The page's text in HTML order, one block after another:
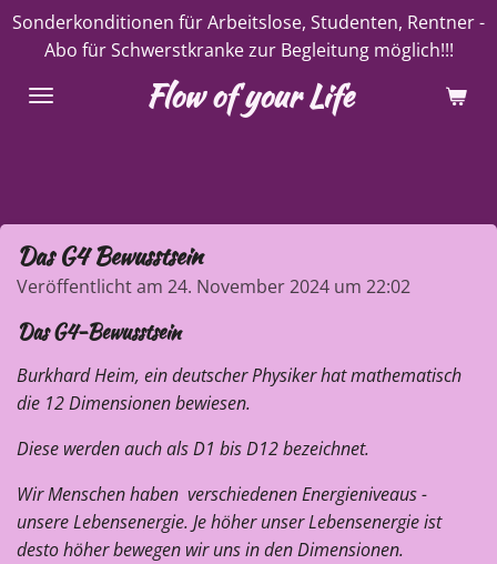
Zum
Hauptinhalt
Flow of your Life
Sonderkonditionen für Arbeitslose, Studenten, Rentner -
Abo für Schwerstkranke zur Begleitung möglich!!!
Das G4 Bewusstsein
Veröffentlicht am 24. November 2024 um 22:02
Das G4-Bewusstsein
Burkhard Heim, ein deutscher Physiker hat mathematisch
die 12 Dimensionen bewiesen.
Diese werden auch als D1 bis D12 bezeichnet.
Wir Menschen haben verschiedenen Energieniveaus -
unsere Lebensenergie. Je höher unser Lebensenergie ist
desto höher bewegen wir uns in den Dimensionen.